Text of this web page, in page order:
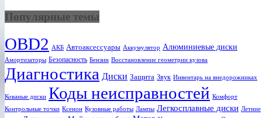
Популярные темы
OBD2 АКБ Автоаксессуары Аккумулятор Алюминиевые диски
Амортизаторы Безопасность Бензин Восстановление геометрии кузова
Диагностика Диски Защита Звук Инвентарь на внедорожниках
Кованые диски Коды неисправностей Комфорт
Контрольные точки Ксенон Кузовные работы Лампы Легкосплавные диски Летние